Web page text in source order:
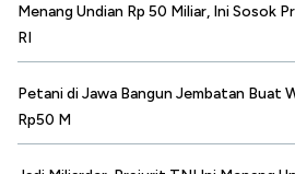
Menang Undian Rp 50 Miliar, Ini Sosok
RI
Petani di Jawa Bangun Jembatan Buat
Rp50 M